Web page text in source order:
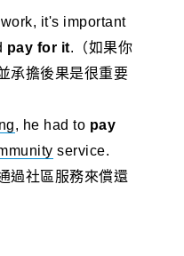
it's important
pay for it.（如果你
承擔後果是很重要
, he had to pay
service.
過社區服務來償還